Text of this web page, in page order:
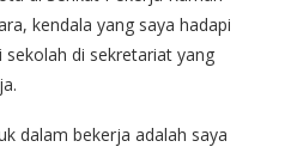
kendala yang saya hadapi
di sekretariat yang
dalam bekerja adalah saya